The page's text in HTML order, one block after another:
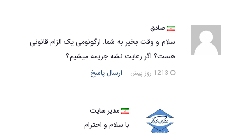
صادق
سلام و وقت بخیر به شما. ارگونومی یک الزام قانونی
هست؟ اگر رعایت نشه جریمه میشیم؟
ارسال پاسخ
مدیر سایت
با سلام و احترام